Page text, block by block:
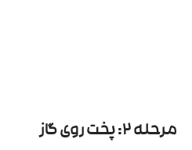
مرحله ۲: پخت روی گاز